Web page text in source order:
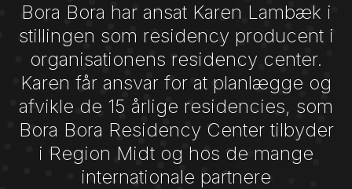
Bora Bora har ansat Karen Lambæk i
stillingen som residency producent i
organisationens residency center.
Karen får ansvar for at planlægge og
afvikle de 15 årlige residencies, som
Bora Bora Residency Center tilbyder
i Region Midt og hos de mange
internationale partnere